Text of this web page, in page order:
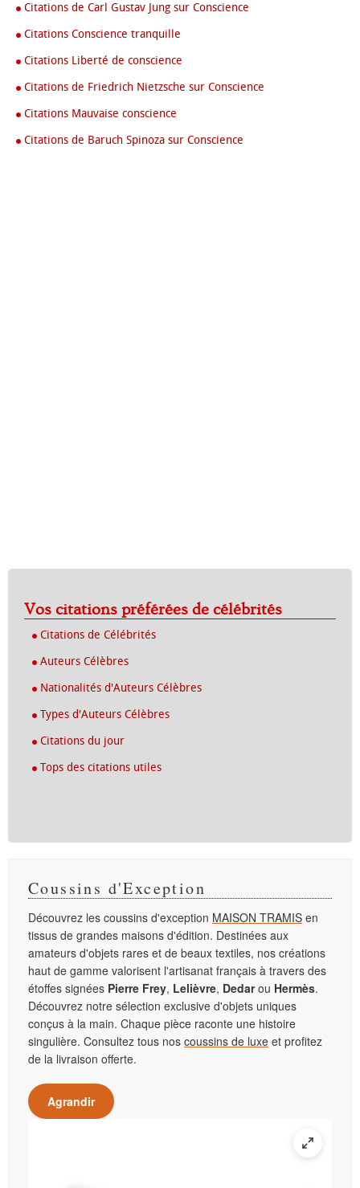
Citations de Carl Gustav Jung sur Conscience
Citations Conscience tranquille
Citations Liberté de conscience
Citations de Friedrich Nietzsche sur Conscience
Citations Mauvaise conscience
Citations de Baruch Spinoza sur Conscience
Vos citations préférées de célébrités
Citations de Célébrités
Auteurs Célèbres
Nationalités d'Auteurs Célèbres
Types d'Auteurs Célèbres
Citations du jour
Tops des citations utiles
Coussins d'Exception
Découvrez les coussins d'exception MAISON TRAMIS en
tissus de grandes maisons d'édition. Destinées aux
amateurs d'objets rares et de beaux textiles, nos créations
haut de gamme valorisent l'artisanat français à travers des
étoffes signées Pierre Frey, Lelièvre, Dedarou Hermès.
Découvrez notre sélection exclusive d'objets uniques
conçus à la main. Chaque pièce raconte une histoire
singulière. Consultez tous nos coussins de luxe et profitez
de la livraison offerte.
Agrandir